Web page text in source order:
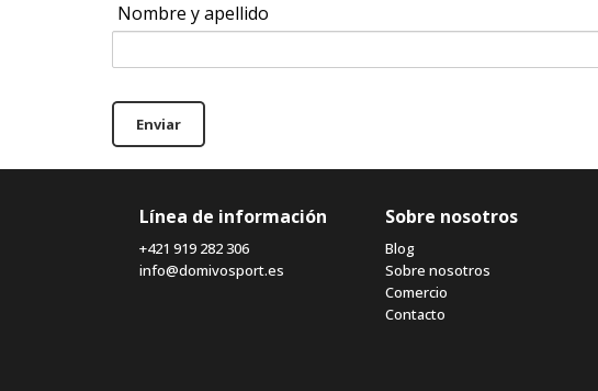
Nombre y apellido
Enviar
Línea de información
+421 919 282 306
info@domivosport.es
Sobre nosotros
Blog
Sobre nosotros
Comercio
Contacto